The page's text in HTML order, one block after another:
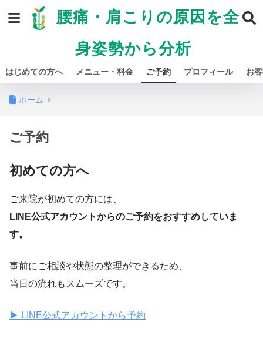
腰痛・肩こりの原因を全
身姿勢から分析
はじめての方へ メニュー・料金 ご予約 プロフィール お
ホーム
ご予約
初めての方へ
ご来院が初めての方には、
LINE公式アカウントからのご予約をおすすめしていま
す。
事前にご相談や状態の整理ができるため、
当日の流れもスムーズです。
▶ LINE公式アカウントから予約